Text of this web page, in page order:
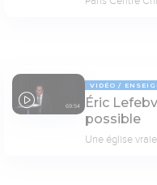
69:54
VIDÉO
Éric
possible
Une église vraie